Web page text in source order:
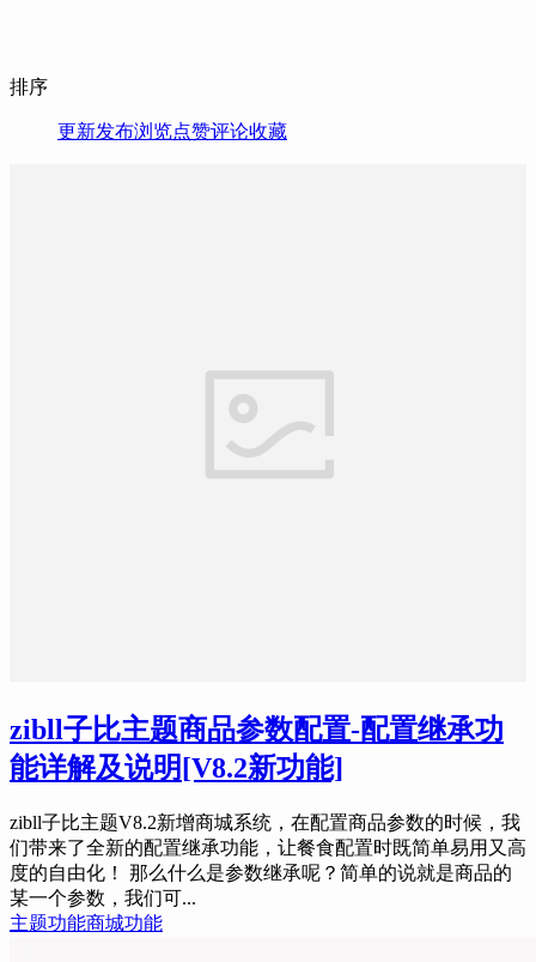
排序
更新发布浏览点赞评论收藏
zibll子比主题商品参数配置-配置继承功
能详解及说明[V8.2新功能]
zibll子比主题V8.2新增商城系统，在配置商品参数的时候，我
们带来了全新的配置继承功能，让餐食配置时既简单易用又高
度的自由化！ 那么什么是参数继承呢？简单的说就是商品的
某一个参数，我们可...
主题功能商城功能